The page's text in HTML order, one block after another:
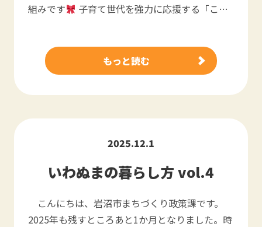
組みです
子育て世代を強力に応援する「こ…
もっと読む
2025.12.1
いわぬまの暮らし方 vol.4
こんにちは、岩沼市まちづくり政策課です。
2025年も残すところあと1か月となりました。時